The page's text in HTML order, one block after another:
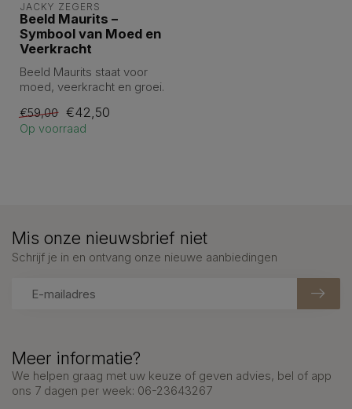
JACKY ZEGERS
Beeld Maurits –
Symbool van Moed en
Veerkracht
Beeld Maurits staat voor
moed, veerkracht en groei.
(hoogt...
€59,00 €42,50
Op voorraad
Meer informatie?
We helpen graag met uw keuze of geven advies, bel of app
ons 7 dagen per week: 06-23643267
Mis onze nieuwsbrief niet
Schrijf je in en ontvang onze nieuwe aanbiedingen